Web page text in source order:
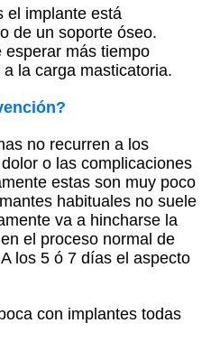
el implante está
de un soporte óseo.
esperar más tiempo
la carga masticatoria.
no recurren a los
o las complicaciones
estas son muy poco
habituales no suele
va a hincharse la
el proceso normal de
los 5 ó 7 días el aspecto
con implantes todas